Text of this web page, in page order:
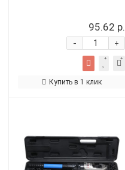
95.62 р.
+
-
Купить в 1 клик